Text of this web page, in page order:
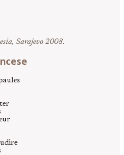
Sarajevo 2008.